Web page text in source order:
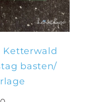
Ketterwald
basten/